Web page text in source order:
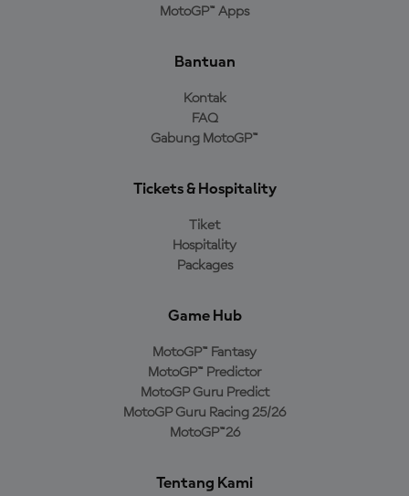
MotoGP™ Apps
Bantuan
Kontak
FAQ
Gabung MotoGP™
Tickets & Hospitality
Tiket
Hospitality
Packages
Game Hub
MotoGP™ Fantasy
MotoGP™ Predictor
MotoGP Guru Predict
MotoGP Guru Racing 25/26
MotoGP™26
Tentang Kami